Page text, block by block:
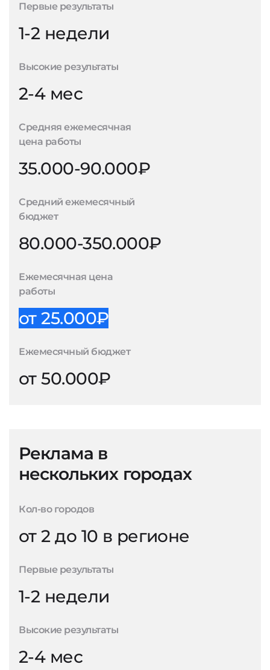
Первые результаты
1-2 недели
Высокие результаты
2-4 мес
Средняя ежемесячная
цена работы
35.000-90.000₽
Средний ежемесячный
бюджет
80.000-350.000₽
Ежемесячная цена
работы
от 25.000₽
Ежемесячный бюджет
от 50.000₽
Реклама в
нескольких городах
Кол-во городов
от 2 до 10 в регионе
Первые результаты
1-2 недели
Высокие результаты
2-4 мес